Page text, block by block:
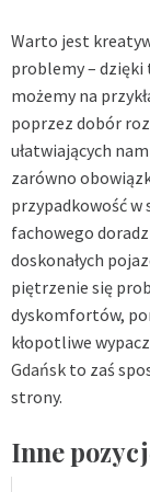
Warto jest
problemy – dzięki
możemy na
poprzez dobór
ułatwiających
zarówno
przypadkowość
fachowego
doskonałych
piętrzenie się
dyskomfortów,
kłopotliwe
Gdańsk to zaś
strony.
Inne